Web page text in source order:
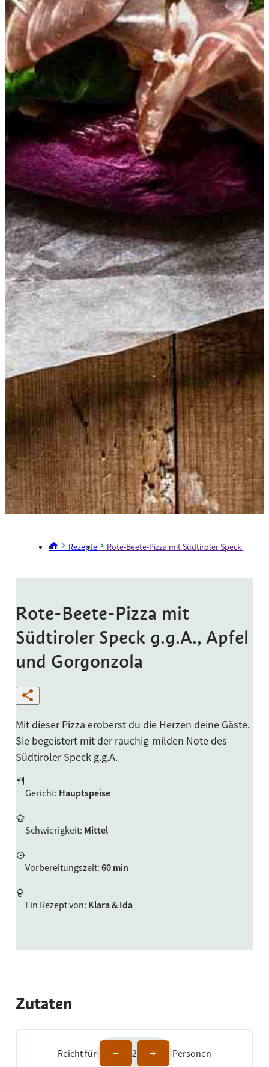
Rezepte Rote-Beete-Pizza mit Südtiroler Speck
Rote-Beete-Pizza mit
Südtiroler Speck g.g.A., Apfel
und Gorgonzola
Mit dieser Pizza eroberst du die Herzen deine Gäste.
Sie begeistert mit der rauchig-milden Note des
Südtiroler Speck g.g.A.
Gericht: Hauptspeise
Schwierigkeit: Mittel
Vorbereitungszeit: 60 min
Ein Rezept von: Klara & Ida
Zutaten
Reicht für 2 Personen